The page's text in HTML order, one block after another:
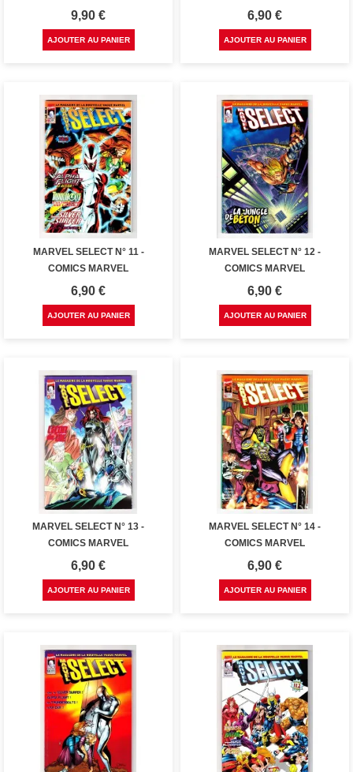
Prix
9,90 €
AJOUTER AU PANIER
Prix
6,90 €
AJOUTER AU PANIER
MARVEL SELECT N° 11 -
COMICS MARVEL
Prix
6,90 €
AJOUTER AU PANIER
MARVEL SELECT N° 12 -
COMICS MARVEL
Prix
6,90 €
AJOUTER AU PANIER
MARVEL SELECT N° 13 -
COMICS MARVEL
Prix
6,90 €
AJOUTER AU PANIER
MARVEL SELECT N° 14 -
COMICS MARVEL
Prix
6,90 €
AJOUTER AU PANIER